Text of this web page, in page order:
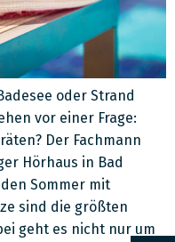
oder Strand
vor einer Frage:
Der Fachmann
Hörhaus in Bad
Sommer mit
sind die größten
geht es nicht nur um